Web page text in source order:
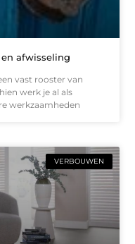
afwisseling
vast rooster van
werk je al als
werkzaamheden
VERBOUWEN